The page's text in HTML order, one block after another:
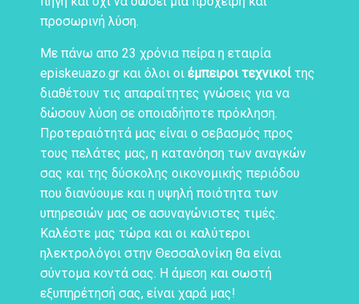
προσωρινή λύση.
Με πάνω απο 23 χρόνια πείρα η εταιρία
episkeuazo.gr και όλοι οι έμπειροι τεχνικοίτης
διαθέτουν τις απαραίτητες γνώσεις για να
δώσουν λύση σε οποιαδήποτε πρόκληση.
Προτεραιότητά μας είναι ο σεβασμός προς
τους πελάτες μας, η κατανόηση των αναγκών
σας και της δύσκολης οικονομικής περιόδου
που διανύουμε και η υψηλή ποιότητα των
υπηρεσιών μας σε ασυναγώνιστες τιμές.
Καλέστε μας τώρα και οι καλύτεροι
ηλεκτρολόγοι στην Θεσσαλονίκη θα είναι
σύντομα κοντά σας. Η άμεση και σωστή
εξυπηρέτησή σας, είναι χαρά μας!